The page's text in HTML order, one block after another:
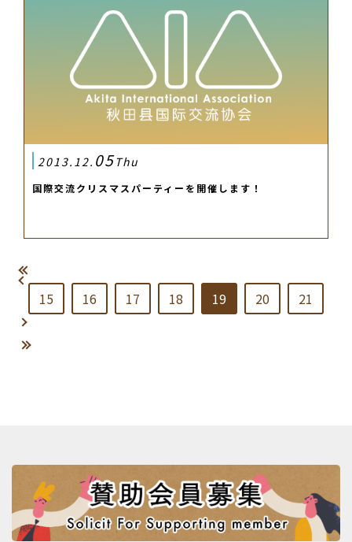
2013.12. 05Thu
国際交流クリスマスパーティーを開催します！
15 16 17 18 19 20 21